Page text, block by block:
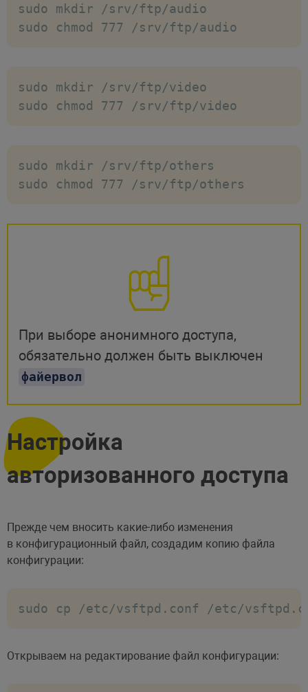
sudo mkdir /srv/ftp/audio
sudo chmod 777 /srv/ftp/audio
sudo mkdir /srv/ftp/video
sudo chmod 777 /srv/ftp/video
sudo mkdir /srv/ftp/others
sudo chmod 777 /srv/ftp/others
При выборе анонимного доступа,
обязательно должен быть выключен
файервол
Настройка
авторизованного доступа
Прежде чем вносить какие-либо изменения
в конфигурационный файл, создадим копию файла
конфигурации:
sudo cp /etc/vsftpd.conf /etc/
Открываем на редактирование файл конфигурации: